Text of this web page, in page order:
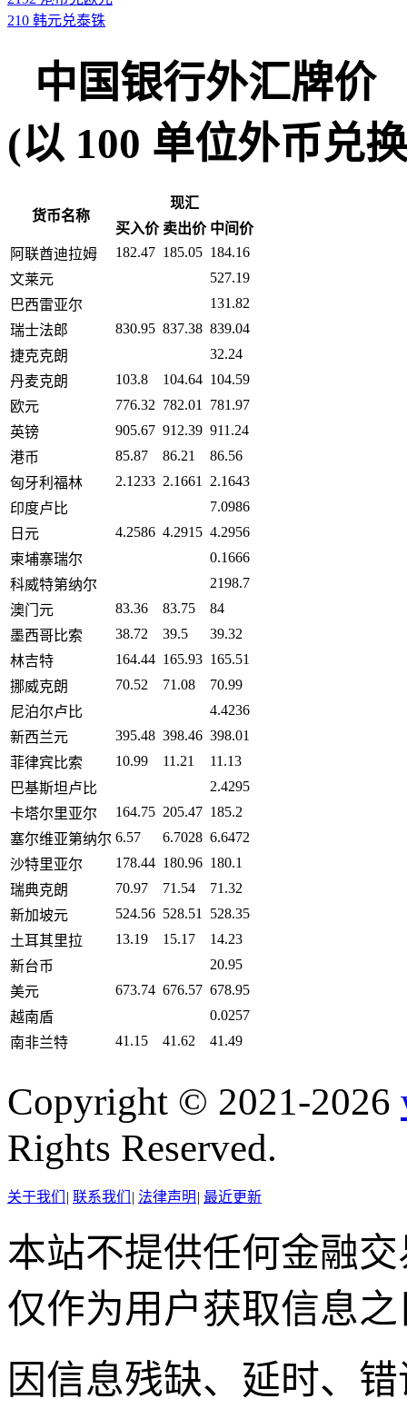
210 韩元兑泰铢
中国银行外汇牌价
(以 100 单位外币兑
货币名称
现汇
买入价 卖出价 中间价
阿联酋迪拉姆
182.47 185.05 184.16
文莱元
527.19
巴西雷亚尔
131.82
瑞士法郎
830.95 837.38 839.04
捷克克朗
32.24
丹麦克朗
103.8 104.64 104.59
欧元
776.32 782.01
781.97
英镑
905.67 912.39 911.24
港币
85.87 86.21
86.56
匈牙利福林
2.1233 2.1661
2.1643
印度卢比
7.0986
日元
4.2586 4.2915 4.2956
柬埔寨瑞尔
0.1666
科威特第纳尔
2198.7
澳门元
83.36 83.75
84
墨西哥比索
38.72 39.5
39.32
林吉特
164.44 165.93 165.51
挪威克朗
70.52 71.08
70.99
尼泊尔卢比
4.4236
新西兰元
395.48 398.46 398.01
菲律宾比索
10.99 11.21
11.13
巴基斯坦卢比
2.4295
卡塔尔里亚尔
164.75 205.47 185.2
塞尔维亚第纳尔 6.57 6.7028 6.6472
沙特里亚尔
178.44 180.96 180.1
瑞典克朗
70.97 71.54
71.32
新加坡元
524.56 528.51
528.35
土耳其里拉
13.19 15.17
14.23
新台币
20.95
美元
673.74 676.57 678.95
越南盾
0.0257
南非兰特
41.15 41.62 41.49
Copyright © 2021-2026
Rights Reserved.
关于我们 | 联系我们 | 法律声明 | 最近更新
本站不提供任何金融
仅作为用户获取信息
因信息残缺、延时、